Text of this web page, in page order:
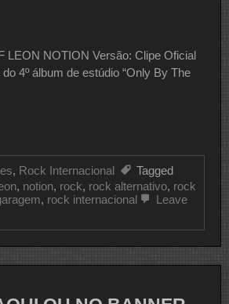
LEON NOTION Versão: Clipe Oficial
4º álbum de estúdio “Only By The
, Rock Internacional
Tagged
, notion, rock, rock alternativo, rock
, rock internacional
Leave